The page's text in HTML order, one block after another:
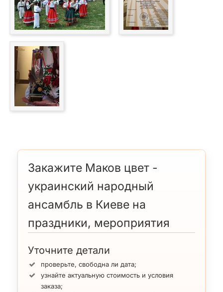
Закажите Маков цвет -
украинский народный
ансамбль в Киеве на
праздники, мероприятия
Уточните детали
проверьте, свободна ли дата;
узнайте актуальную стоимость и условия
заказа;